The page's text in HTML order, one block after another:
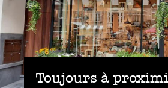
Toujours à